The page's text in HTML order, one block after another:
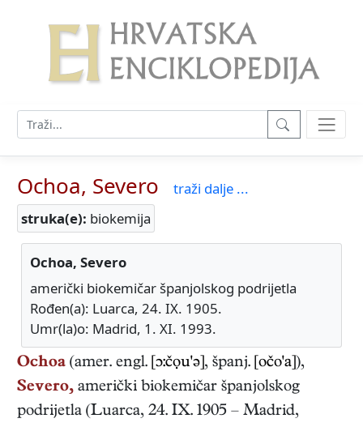
Ochoa, Severo
traži dalje ...
struka(e): biokemija
Ochoa, Severo
američki biokemičar španjolskog podrijetla
Rođen(a): Luarca, 24. IX. 1905.
Umr(la)o: Madrid, 1. XI. 1993.
Ochoa (amer. engl. [ɔ:čọu'ə] , španj. [očo'a] ),
Severo, američki biokemičar španjolskog
podrijetla (Luarca, 24. IX. 1905 – Madrid,